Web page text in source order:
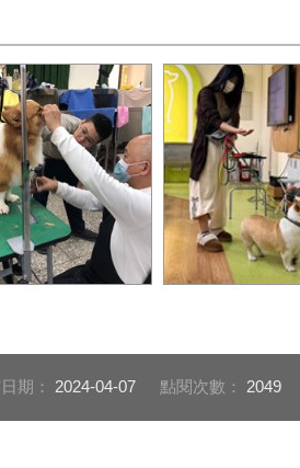
期： 2024-04-07 點閱次數： 2049